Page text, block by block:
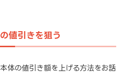
値引きを狙う
体の値引き額を上げる方法をお話